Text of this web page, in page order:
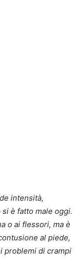
intensità,
è fatto male oggi.
o ai flessori, ma è
al piede,
problemi di crampi